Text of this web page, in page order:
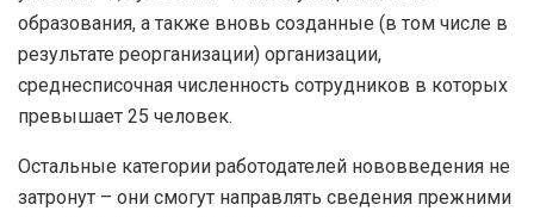
образования, а также вновь созданные (в том числе в
результате реорганизации) организации,
среднесписочная численность сотрудников в которых
превышает 25 человек.
Остальные категории работодателей нововведения не
затронут – они смогут направлять сведения прежними